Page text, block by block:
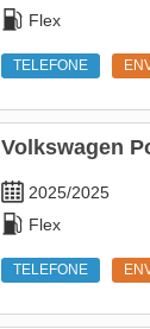
Flex
TELEFONE
Volkswagen
2025/2025
Flex
TELEFONE